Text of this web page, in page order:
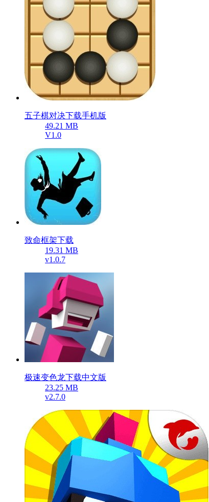
五子棋对决下载手机版
49.21 MB
V1.0
致命框架下载
19.31 MB
v1.0.7
极速变色龙下载中文版
23.25 MB
v2.7.0